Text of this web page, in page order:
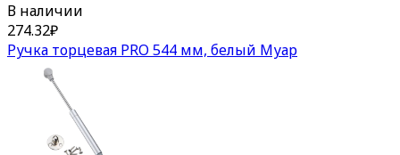
В наличии
274.32₽
Ручка торцевая PRO 544 мм, белый Муар